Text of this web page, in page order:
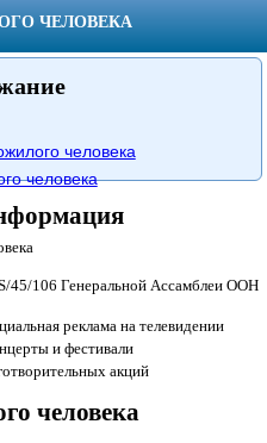
ЧЕЛОВЕКА
человека
человека
45/106 Генеральной Ассамблеи ООН
реклама на телевидении
и фестивали
акций
человека